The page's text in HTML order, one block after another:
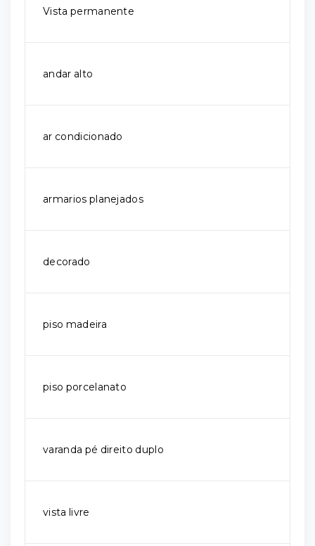
Vista permanente
andar alto
ar condicionado
armarios planejados
decorado
piso madeira
piso porcelanato
varanda pé direito duplo
vista livre